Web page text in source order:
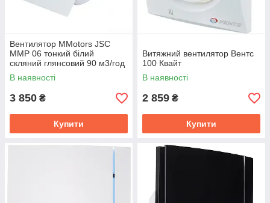
Вентилятор MMotors JSC
MMP 06 тонкий білий
скляний глянсовий 90 м3/год
В наявності
3 850 ₴
Купити
Витяжний вентилятор Вентс
100 Квайт
В наявності
2 859 ₴
Купити